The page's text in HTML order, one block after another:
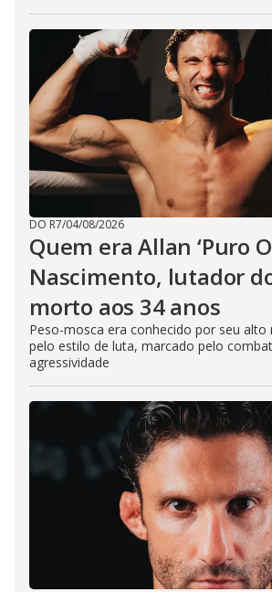
DO R7/04/08/2026
Quem era Allan ‘Puro
Nascimento, lutador
morto aos 34 anos
Peso-mosca era conhecido por seu alto
pelo estilo de luta, marcado pelo
agressividade